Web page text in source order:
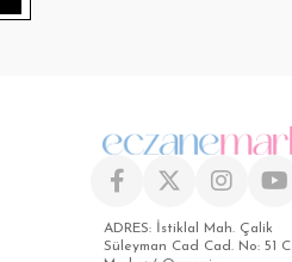
ADRES: İstiklal Mah. Çalik
Süleyman Cad Cad. No: 51 C